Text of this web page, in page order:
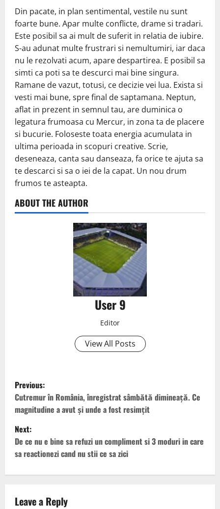
Din pacate, in plan sentimental, vestile nu sunt
foarte bune. Apar multe conflicte, drame si tradari.
Este posibil sa ai mult de suferit in relatia de iubire.
S-au adunat multe frustrari si nemultumiri, iar daca
nu le rezolvati acum, apare despartirea. E posibil sa
simti ca poti sa te descurci mai bine singura.
Ramane de vazut, totusi, ce decizie vei lua. Exista si
vesti mai bune, spre final de saptamana. Neptun,
aflat in prezent in semnul tau, are duminica o
legatura frumoasa cu Mercur, in zona ta de placere
si bucurie. Foloseste toata energia acumulata in
ultima perioada in scopuri creative. Scrie,
deseneaza, canta sau danseaza, fa orice te ajuta sa
te descarci si sa o iei de la capat. Un nou drum
frumos te asteapta.
ABOUT THE AUTHOR
User 9
Editor
View All Posts
Previous:
Cutremur în România, înregistrat sâmbătă dimineață. Ce
magnitudine a avut și unde a fost resimțit
Next:
De ce nu e bine sa refuzi un compliment si 3 moduri in care
sa reactionezi cand nu stii ce sa zici
Leave a Reply